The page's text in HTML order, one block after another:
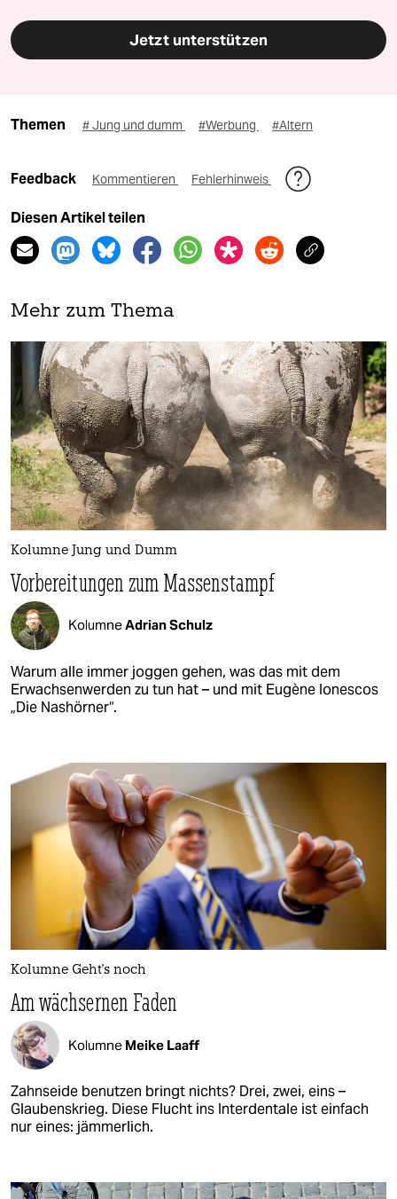
Jetzt unterstützen
Themen # Jung und dumm #Werbung #Altern
Feedback Kommentieren Fehlerhinweis
Diesen Artikel teilen
Mehr zum Thema
Kolumne Jung und Dumm
Vorbereitungen zum Massenstampf
KolumneAdrian Schulz
Warum alle immer joggen gehen, was das mit dem
Erwachsenwerden zu tun hat – und mit Eugène Ionescos
„Die Nashörner“.
Kolumne Geht's noch
Am wächsernen Faden
Kolumne Meike Laaff
Zahnseide benutzen bringt nichts? Drei, zwei, eins –
Glaubenskrieg. Diese Flucht ins Interdentale ist einfach
nur eines: jämmerlich.